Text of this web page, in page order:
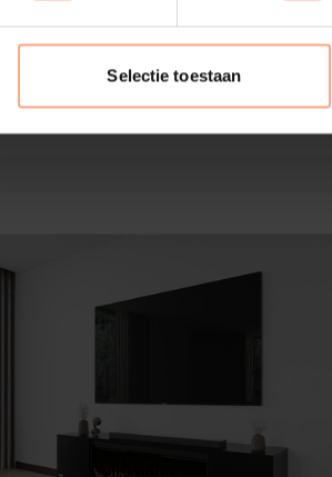
Selectie toestaan
4-kleppen | Eiken
2.475,- Configureer